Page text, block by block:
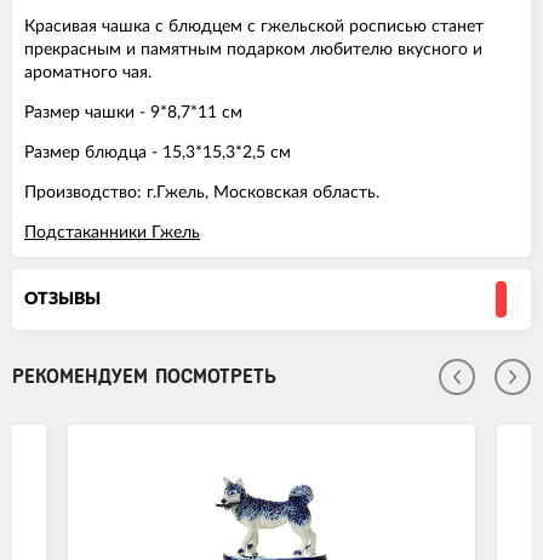
Красивая чашка с блюдцем с гжельской росписью станет
прекрасным и памятным подарком любителю вкусного и
ароматного чая.
Размер чашки - 9*8,7*11 см
Размер блюдца - 15,3*15,3*2,5 см
Производство: г.Гжель, Московская область.
Подстаканники Гжель
ОТЗЫВЫ
РЕКОМЕНДУЕМ ПОСМОТРЕТЬ